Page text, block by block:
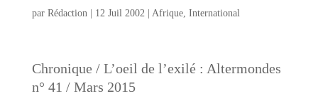
par Rédaction| 12 Juil 2002| Afrique, International
Chronique / L’oeil de l’exilé : Altermondes
n° 41 / Mars 2015